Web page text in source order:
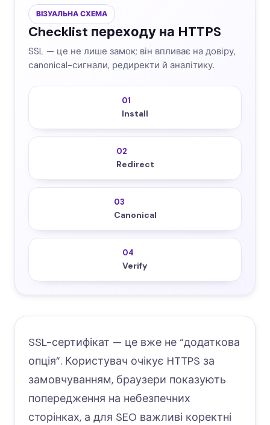
ВІЗУАЛЬНА СХЕМА
Checklist переходу на HTTPS
SSL — це не лише замок; він впливає на довіру,
canonical-сигнали, редиректи й аналітику.
01
Install
02
Redirect
03
Canonical
04
Verify
SSL-сертифікат — це вже не “додаткова
опція”. Користувач очікує HTTPS за
замовчуванням, браузери показують
попередження на небезпечних
сторінках, а для SEO важливі коректні